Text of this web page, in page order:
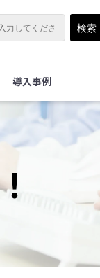
導入事例